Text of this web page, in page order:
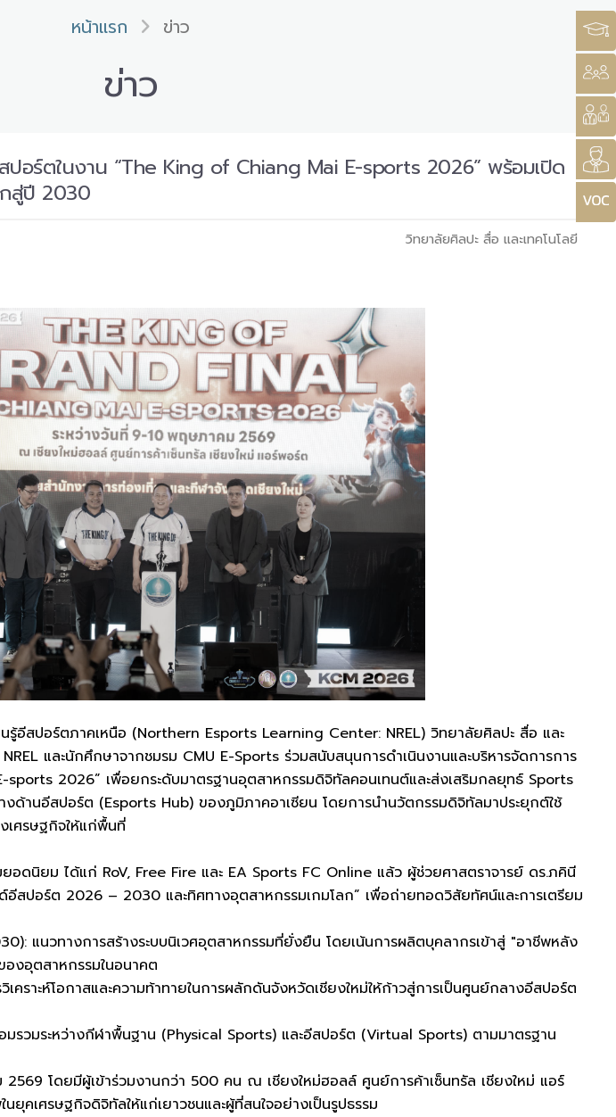
หน้าแรก ข่าว
ข่าว
ปอร์ตในงาน “The King of Chiang Mai E-sports 2026” พร้อมเปิด
กสู่ปี 2030
วิทยาลัยศิลปะ สื่อ และเทคโนโลยี
รู้อีสปอร์ตภาคเหนือ (Northern Esports Learning Center: NREL) วิทยาลัยศิลปะ สื่อ และ
และนักศึกษาจากชมรม CMU E-Sports ร่วมสนับสนุนการดำเนินงานและบริหารจัดการการ
2026” เพื่อยกระดับมาตรฐานอุตสาหกรรมดิจิทัลคอนเทนต์และส่งเสริมกลยุทธ์ Sports
ด้านอีสปอร์ต (Esports Hub) ของภูมิภาคอาเซียน โดยการนำนวัตกรรมดิจิทัลมาประยุกต์ใช้
ศรษฐกิจให้แก่พื้นที่
อดนิยม ได้แก่ RoV, Free Fire และ EA Sports FC Online แล้ว ผู้ช่วยศาสตราจารย์ ดร.ภคินี
ด์อีสปอร์ต 2026 – 2030 และทิศทางอุตสาหกรรมเกมโลก” เพื่อถ่ายทอดวิสัยทัศน์และการเตรียม
แนวทางการสร้างระบบนิเวศอุตสาหกรรมที่ยั่งยืน โดยเน้นการผลิตบุคลากรเข้าสู่ "อาชีพหลัง
งอุตสาหกรรมในอนาคต
ราะห์โอกาสและความท้าทายในการผลักดันจังหวัดเชียงใหม่ให้ก้าวสู่การเป็นศูนย์กลางอีสปอร์ต
รวมระหว่างกีฬาพื้นฐาน (Physical Sports) และอีสปอร์ต (Virtual Sports) ตามมาตรฐาน
โดยมีผู้เข้าร่วมงานกว่า 500 คน ณ เชียงใหม่ฮอลล์ ศูนย์การค้าเซ็นทรัล เชียงใหม่ แอร์
ยุคเศรษฐกิจดิจิทัลให้แก่เยาวชนและผู้ที่สนใจอย่างเป็นรูปธรรม